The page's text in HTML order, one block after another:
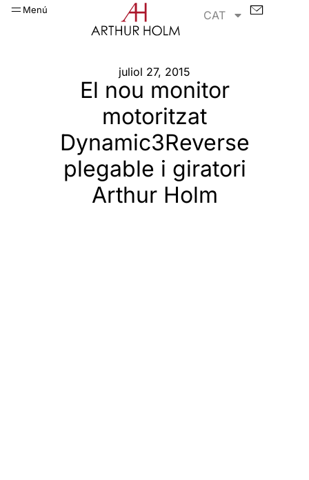
Menú CAT
juliol 27, 2015
El nou monitor
motoritzat
Dynamic3Reverse
plegable i giratori
Arthur Holm